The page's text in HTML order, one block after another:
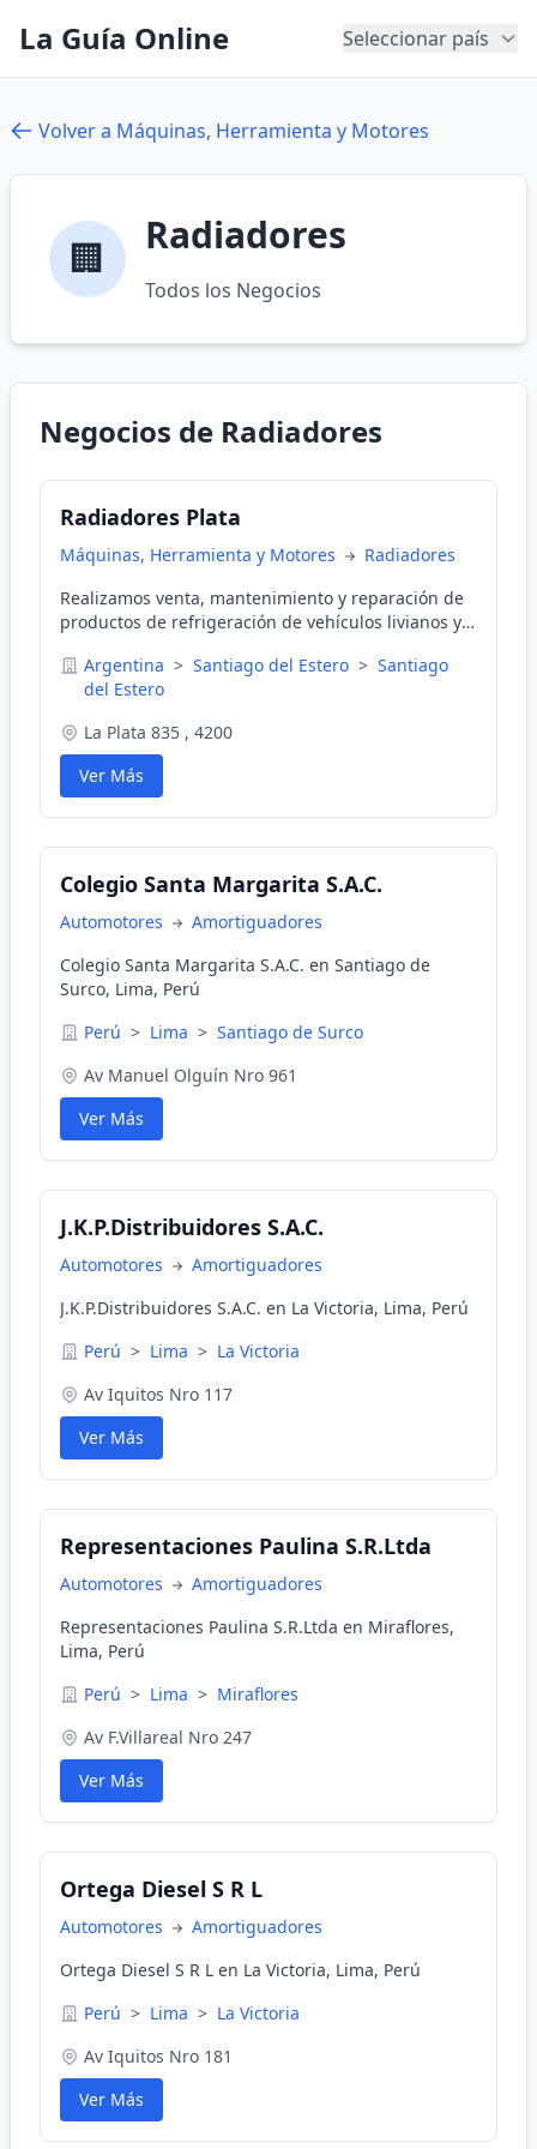
La Guía Online Seleccionar país
Volver a Máquinas, Herramienta y Motores
🏢 Radiadores
Todos los Negocios
Negocios de Radiadores
Radiadores Plata
Máquinas, Herramienta y Motores
Radiadores
Realizamos venta, mantenimiento y reparación de
productos de refrigeración de vehículos livianos y
Argentina > Santiago del Estero > Santiago
del Estero
La Plata 835 , 4200
Ver Más
Colegio Santa Margarita S.A.C.
Automotores
Amortiguadores
Colegio Santa Margarita S.A.C. en Santiago de
Surco, Lima, Perú
Perú > Lima > Santiago de Surco
Av Manuel Olguín Nro 961
Ver Más
J.K.P.Distribuidores S.A.C.
Automotores
Amortiguadores
J.K.P.Distribuidores S.A.C. en La Victoria, Lima, Perú
Perú > Lima > La Victoria
Av Iquitos Nro 117
Ver Más
Representaciones Paulina S.R.Ltda
Automotores
Amortiguadores
Representaciones Paulina S.R.Ltda en Miraflores,
Lima, Perú
Perú > Lima > Miraflores
Av F.Villareal Nro 247
Ver Más
Ortega Diesel S R L
Automotores
Amortiguadores
Ortega Diesel S R L en La Victoria, Lima, Perú
Perú > Lima > La Victoria
Av Iquitos Nro 181
Ver Más